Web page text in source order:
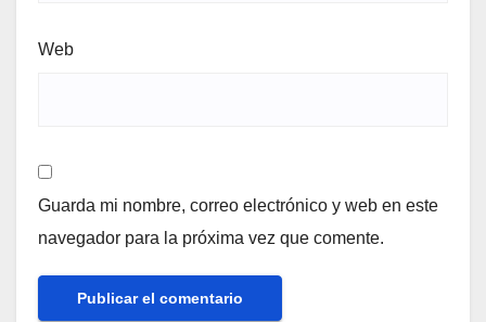
Web
Guarda mi nombre, correo electrónico y web en este
navegador para la próxima vez que comente.